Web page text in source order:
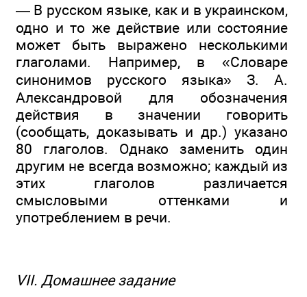
— В русском языке, как и в украинском,
одно и то же действие или состояние
может быть выражено несколькими
глаголами. Например, в «Словаре
синонимов русского языка» З. А.
Александровой для обозначения
действия в значении говорить
(сообщать, доказывать и др.) указано
80 глаголов. Однако заменить один
другим не всегда возможно; каждый из
этих глаголов различается
смысловыми оттенками и
употреблением в речи.
VII. Домашнее задание